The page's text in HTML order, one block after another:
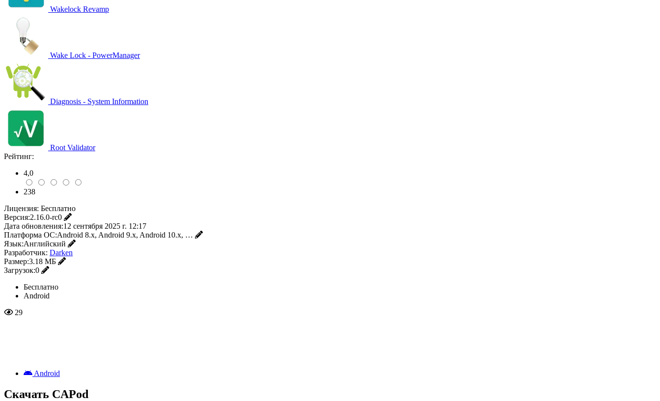
Wakelock Revamp
Wake Lock - PowerManager
Diagnosis - System Information
Root Validator
Рейтинг:
4,0
238
Лицензия: Бесплатно
Версия:2.16.0-rc0
Дата обновления:12 сентября 2025 г. 12:17
Платформа ОС:Android 8.x, Android 9.x, Android 10.x, …
Язык:Английский
Разработчик: Darken
Размер:3.18 МБ
Загрузок:0
Бесплатно
Android
29
Android
Скачать CAPod